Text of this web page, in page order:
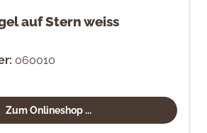
auf Stern weiss
060010
Zum Onlineshop ...